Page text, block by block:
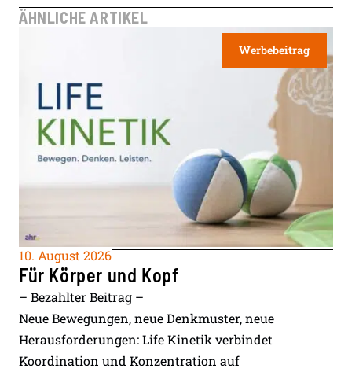
ÄHNLICHE ARTIKEL
Werbebeitrag
10. August 2026
Für Körper und Kopf
– Bezahlter Beitrag –
Neue Bewegungen, neue Denkmuster, neue
Herausforderungen: Life Kinetik verbindet
Koordination und Konzentration auf